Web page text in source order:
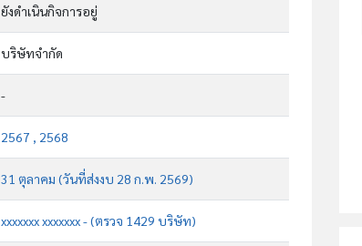
ยังดำเนินกิจการอยู่
บริษัทจำกัด
-
2567 , 2568
31 ตุลาคม (วันที่ส่งงบ 28 ก.พ. 2569)
xxxxxxx xxxxxxx - (ตรวจ 1429 บริษัท)